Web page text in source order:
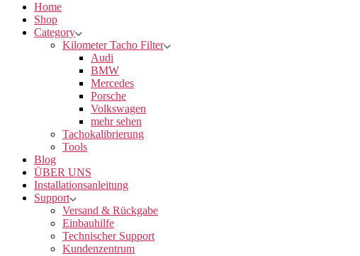
Home
Shop
Category
Kilometer Tacho Filter
Audi
BMW
Mercedes
Porsche
Volkswagen
mehr sehen
Tachokalibrierung
Tools
Blog
ÜBER UNS
Installationsanleitung
Support
Versand & Rückgabe
Einbauhilfe
Technischer Support
Kundenzentrum